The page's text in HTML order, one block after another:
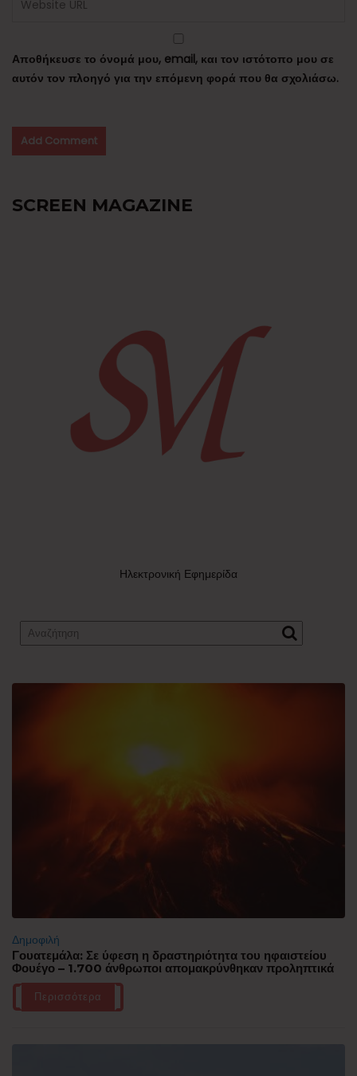
Αποθήκευσε το όνομά μου, email, και τον ιστότοπο μου σε
αυτόν τον πλοηγό για την επόμενη φορά που θα σχολιάσω.
SCREEN MAGAZINE
Ηλεκτρονική Εφημερίδα
Δημοφιλή
Γουατεμάλα: Σε ύφεση η δραστηριότητα του ηφαιστείου
Φουέγο – 1.700 άνθρωποι απομακρύνθηκαν προληπτικά
Περισσότερα